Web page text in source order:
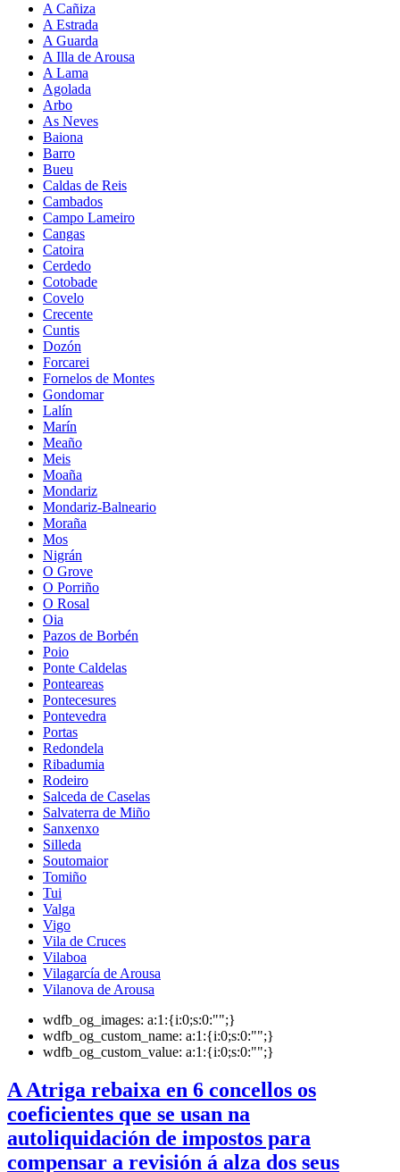
A Cañiza
A Estrada
A Guarda
A Illa de Arousa
A Lama
Agolada
Arbo
As Neves
Baiona
Barro
Bueu
Caldas de Reis
Cambados
Campo Lameiro
Cangas
Catoira
Cerdedo
Cotobade
Covelo
Crecente
Cuntis
Dozón
Forcarei
Fornelos de Montes
Gondomar
Lalín
Marín
Meaño
Meis
Moaña
Mondariz
Mondariz-Balneario
Moraña
Mos
Nigrán
O Grove
O Porriño
O Rosal
Oia
Pazos de Borbén
Poio
Ponte Caldelas
Ponteareas
Pontecesures
Pontevedra
Portas
Redondela
Ribadumia
Rodeiro
Salceda de Caselas
Salvaterra de Miño
Sanxenxo
Silleda
Soutomaior
Tomiño
Tui
Valga
Vigo
Vila de Cruces
Vilaboa
Vilagarcía de Arousa
Vilanova de Arousa
wdfb_og_images: a:1:{i:0;s:0:"";}
wdfb_og_custom_name: a:1:{i:0;s:0:"";}
wdfb_og_custom_value: a:1:{i:0;s:0:"";}
A Atriga rebaixa en 6 concellos os
coeficientes que se usan na
autoliquidación de impostos para
compensar a revisión á alza dos seus